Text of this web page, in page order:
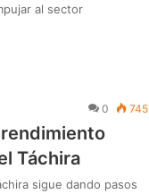
al sector
0 745
Táchira
sigue dando pasos